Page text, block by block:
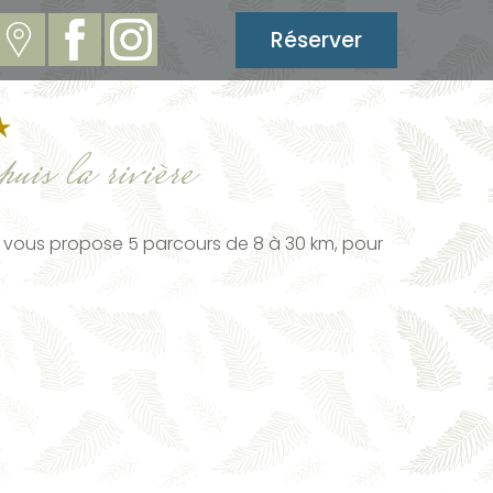
Réserver
la rivière
propose 5 parcours de 8 à 30 km, pour